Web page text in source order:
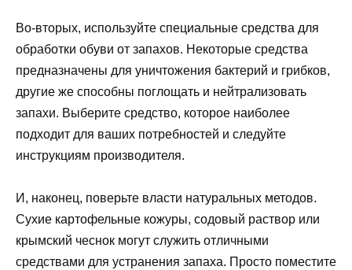
Во-вторых, используйте специальные средства для
обработки обуви от запахов. Некоторые средства
предназначены для уничтожения бактерий и грибков,
другие же способны поглощать и нейтрализовать
запахи. Выберите средство, которое наиболее
подходит для ваших потребностей и следуйте
инструкциям производителя.
И, наконец, поверьте власти натуральных методов.
Сухие картофельные кожуры, содовый раствор или
крымский чеснок могут служить отличными
средствами для устранения запаха. Просто поместите